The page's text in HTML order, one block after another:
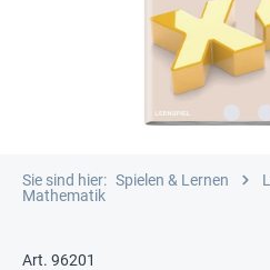
Sie sind hier: Spielen & Lernen
Mathematik
Art. 96201